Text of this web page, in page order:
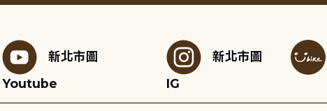
新北市圖
Youtube
新北市圖
IG